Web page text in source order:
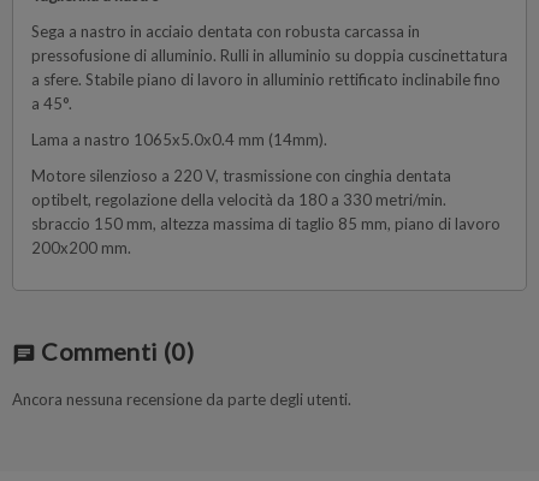
Sega a nastro in acciaio dentata con robusta carcassa in
pressofusione di alluminio. Rulli in alluminio su doppia cuscinettatura
a sfere. Stabile piano di lavoro in alluminio rettificato inclinabile fino
a 45°.
Lama a nastro 1065x5.0x0.4 mm (14mm).
Motore silenzioso a 220 V, trasmissione con cinghia dentata
optibelt, regolazione della velocità da 180 a 330 metri/min.
sbraccio 150 mm, altezza massima di taglio 85 mm, piano di lavoro
200x200 mm.
chat Commenti (0)
Ancora nessuna recensione da parte degli utenti.